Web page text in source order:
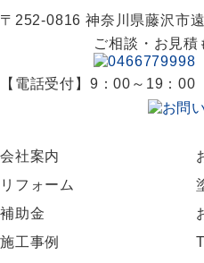
〒252-0816 神奈川県藤沢市
ご相談・お見積
【電話受付】9：00～19：00
会社案内
リフォーム
補助金
施工事例